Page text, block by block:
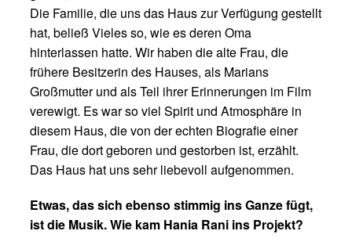
Die Familie, die uns das Haus zur Verfügung gestellt
hat, beließ Vieles so, wie es deren Oma
hinterlassen hatte. Wir haben die alte Frau, die
frühere Besitzerin des Hauses, als Marians
Großmutter und als Teil ihrer Erinnerungen im Film
verewigt. Es war so viel Spirit und Atmosphäre in
diesem Haus, die von der echten Biografie einer
Frau, die dort geboren und gestorben ist, erzählt.
Das Haus hat uns sehr liebevoll aufgenommen.
Etwas, das sich ebenso stimmig ins Ganze fügt,
ist die Musik. Wie kam Hania Rani ins Projekt?